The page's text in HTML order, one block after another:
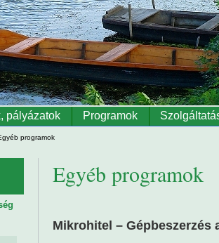
pályázatok Programok
programok
Egyéb programok
Mikrohitel – Gépbeszerzés